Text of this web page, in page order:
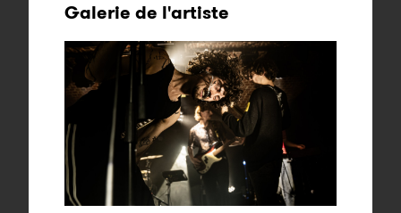
Galerie de l'artiste